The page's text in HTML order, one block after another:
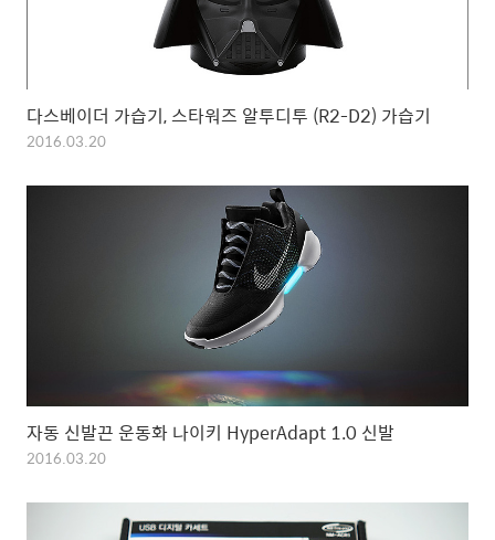
다스베이더 가습기, 스타워즈 알투디투 (R2-D2) 가습기
2016.03.20
자동 신발끈 운동화 나이키 HyperAdapt 1.0 신발
2016.03.20